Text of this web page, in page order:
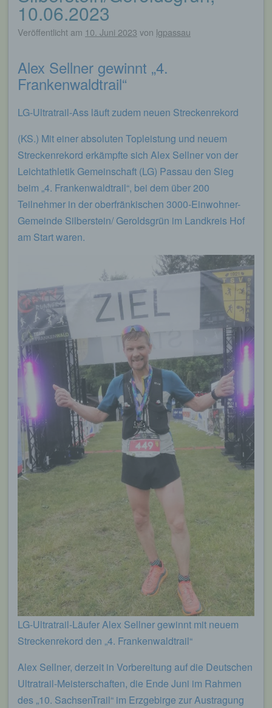
10.06.2023
Veröffentlicht am 10. Juni 2023 von lgpassau
Alex Sellner gewinnt „4.
Frankenwaldtrail“
LG-Ultratrail-Ass läuft zudem neuen Streckenrekord
(KS.) Mit einer absoluten Topleistung und neuem
Streckenrekord erkämpfte sich Alex Sellner von der
Leichtathletik Gemeinschaft (LG) Passau den Sieg
beim „4. Frankenwaldtrail“, bei dem über 200
Teilnehmer in der oberfränkischen 3000-Einwohner-
Gemeinde Silberstein/ Geroldsgrün im Landkreis Hof
am Start waren.
LG-Ultratrail-Läufer Alex Sellner gewinnt mit neuem
Streckenrekord den „4. Frankenwaldtrail“
Alex Sellner, derzeit in Vorbereitung auf die Deutschen
Ultratrail-Meisterschaften, die Ende Juni im Rahmen
des „10. SachsenTrail“ im Erzgebirge zur Austragung